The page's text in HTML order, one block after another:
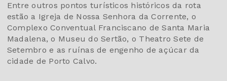
Entre outros pontos turísticos históricos da rota
estão a Igreja de Nossa Senhora da Corrente, o
Complexo Conventual Franciscano de Santa Maria
Madalena, o Museu do Sertão, o Theatro Sete de
Setembro e as ruínas de engenho de açúcar da
cidade de Porto Calvo.